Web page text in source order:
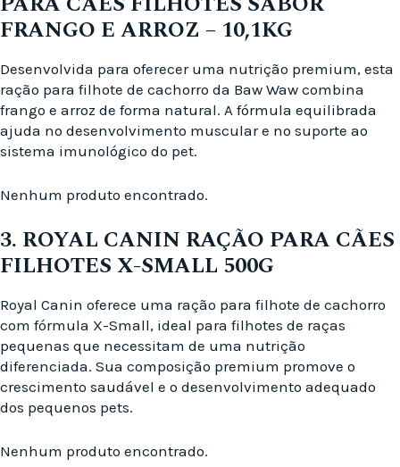
FRANGO E ARROZ – 10,1KG
Desenvolvida para oferecer uma nutrição premium, esta
ração para filhote de cachorro da Baw Waw combina
frango e arroz de forma natural. A fórmula equilibrada
ajuda no desenvolvimento muscular e no suporte ao
sistema imunológico do pet.
Nenhum produto encontrado.
3. ROYAL CANIN RAÇÃO PARA CÃES
FILHOTES X-SMALL 500G
Royal Canin oferece uma ração para filhote de cachorro
com fórmula X-Small, ideal para filhotes de raças
pequenas que necessitam de uma nutrição
diferenciada. Sua composição premium promove o
crescimento saudável e o desenvolvimento adequado
dos pequenos pets.
Nenhum produto encontrado.